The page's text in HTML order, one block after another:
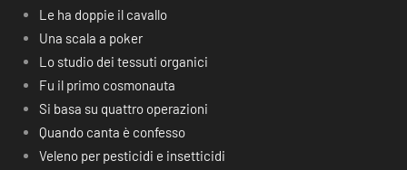
Le ha doppie il cavallo
Una scala a poker
Lo studio dei tessuti organici
Fu il primo cosmonauta
Si basa su quattro operazioni
Quando canta è confesso
Veleno per pesticidi e insetticidi